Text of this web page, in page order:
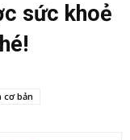
sức khoẻ
cơ bản